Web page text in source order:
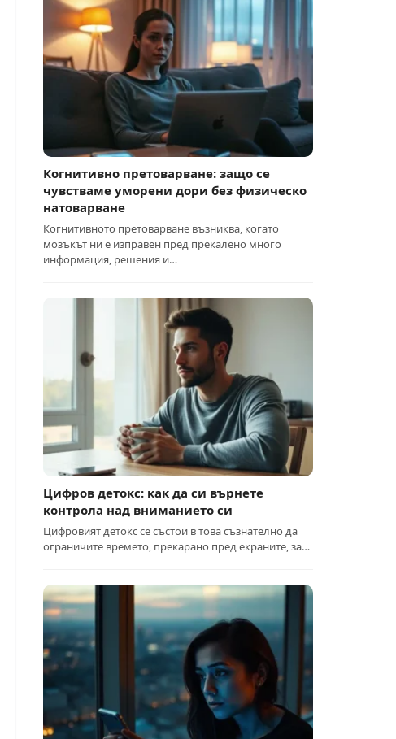
Когнитивно претоварване: защо се
чувстваме уморени дори без физическо
натоварване
Когнитивното претоварване възниква, когато
мозъкът ни е изправен пред прекалено много
информация, решения и…
Цифров детокс: как да си върнете
контрола над вниманието си
Цифровият детокс се състои в това съзнателно да
ограничите времето, прекарано пред екраните, за…